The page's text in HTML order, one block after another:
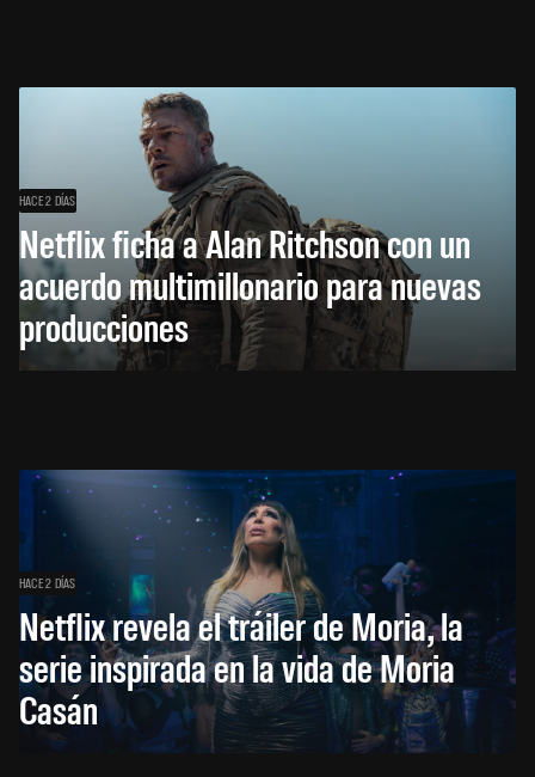
HACE 2 DÍAS
Netflix ficha a Alan Ritchson con un
acuerdo multimillonario para nuevas
producciones
HACE 2 DÍAS
Netflix revela el tráiler de Moria, la
serie inspirada en la vida de Moria
Casán